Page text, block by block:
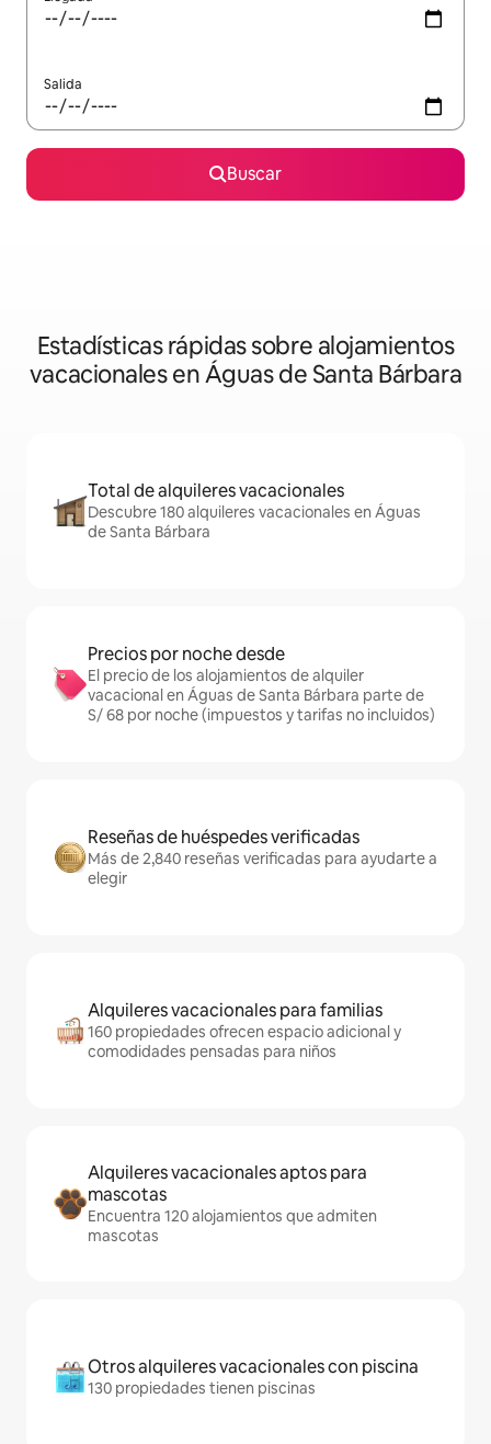
Salida
Buscar
Estadísticas rápidas sobre alojamientos
vacacionales en Águas de Santa Bárbara
Total de alquileres vacacionales
Descubre 180 alquileres vacacionales en Águas
de Santa Bárbara
Precios por noche desde
El precio de los alojamientos de alquiler
vacacional en Águas de Santa Bárbara parte de
S/ 68 por noche (impuestos y tarifas no incluidos)
Reseñas de huéspedes verificadas
Más de 2,840 reseñas verificadas para ayudarte a
elegir
Alquileres vacacionales para familias
160 propiedades ofrecen espacio adicional y
comodidades pensadas para niños
Alquileres vacacionales aptos para
mascotas
Encuentra 120 alojamientos que admiten
mascotas
Otros alquileres vacacionales con piscina
130 propiedades tienen piscinas